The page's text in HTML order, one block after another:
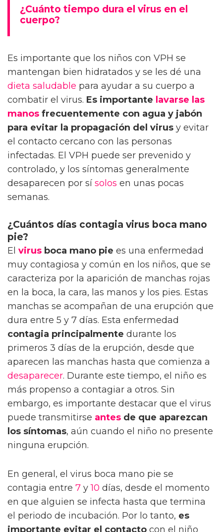
¿Cuánto tiempo dura el virus en el
cuerpo?
Es importante que los niños con VPH se
mantengan bien hidratados y se les dé una
dieta saludable para ayudar a su cuerpo a
combatir el virus. Es importante lavarse las
manos frecuentemente con agua y jabón
para evitar la propagación del virus y evitar
el contacto cercano con las personas
infectadas. El VPH puede ser prevenido y
controlado, y los síntomas generalmente
desaparecen por sí solos en unas pocas
semanas.
¿Cuántos días contagia virus boca mano
pie?
El virus boca mano pie es una enfermedad
muy contagiosa y común en los niños, que se
caracteriza por la aparición de manchas rojas
en la boca, la cara, las manos y los pies. Estas
manchas se acompañan de una erupción que
dura entre 5 y 7 días. Esta enfermedad
contagia principalmente durante los
primeros 3 días de la erupción, desde que
aparecen las manchas hasta que comienza a
desaparecer. Durante este tiempo, el niño es
más propenso a contagiar a otros. Sin
embargo, es importante destacar que el virus
puede transmitirse antes de que aparezcan
los síntomas, aún cuando el niño no presente
ninguna erupción.
En general, el virus boca mano pie se
contagia entre 7 y10 días, desde el momento
en que alguien se infecta hasta que termina
el periodo de incubación. Por lo tanto, es
importante evitar el contacto con el niño